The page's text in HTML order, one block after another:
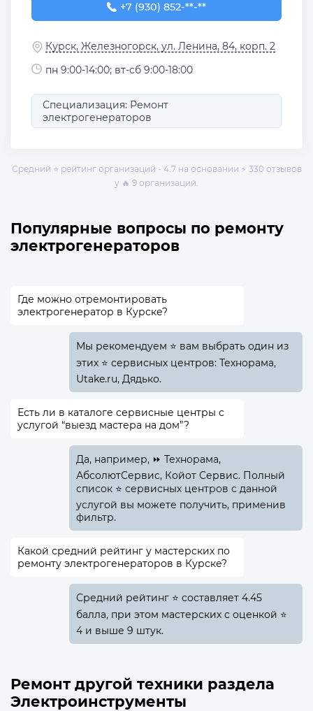
+7 (930) 852-22-96
+7 (930) 852-**-**
Курск, Железногорск, ул. Ленина, 84, корп. 2
пн 9:00-14:00; вт-сб 9:00-18:00
Специализация: Ремонт
электрогенераторов
Средний ⭐ рейтинг организаций - 4.7 на основании ⚡ 330 отзывов
у 🔥 9 организаций.
Популярные вопросы по ремонту
электрогенераторов
Где можно отремонтировать
электрогенератор в Курске?
Мы рекомендуем ⭐ вам выбрать один из
этих ⭐ сервисных центров: Технорама,
Utake.ru, Дядько.
Есть ли в каталоге сервисные центры с
услугой “выезд мастера на дом”?
Да, например, ⏩ Технорама,
АбсолютСервис, Койот Сервис. Полный
список ⭐ сервисных центров с данной
услугой вы можете получить, применив
фильтр.
Какой средний рейтинг у мастерских по
ремонту электрогенераторов в Курске?
Средний рейтинг ⭐ составляет 4.45
балла, при этом мастерских с оценкой ⭐
4 и выше 9 штук.
Ремонт другой техники раздела
Электроинструменты